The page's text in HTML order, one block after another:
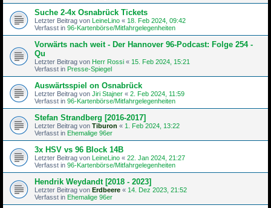
Suche 2-4x Osnabrück Tickets
Letzter Beitrag von LeineLino « 18. Feb 2024, 09:42
Verfasst in 96-Kartenbörse/Mitfahrgelegenheiten
Vorwärts nach weit - Der Hannover 96-Podcast: Folge 254 -
Qu
Letzter Beitrag von Herr Rossi « 15. Feb 2024, 15:21
Verfasst in Presse-Spiegel
Auswärtsspiel on Osnabrück
Letzter Beitrag von Jiri Stajner « 2. Feb 2024, 11:59
Verfasst in 96-Kartenbörse/Mitfahrgelegenheiten
Stefan Strandberg [2016-2017]
Letzter Beitrag von Tiburon « 1. Feb 2024, 13:22
Verfasst in Ehemalige 96er
3x HSV vs 96 Block 14B
Letzter Beitrag von LeineLino « 22. Jan 2024, 21:27
Verfasst in 96-Kartenbörse/Mitfahrgelegenheiten
Hendrik Weydandt [2018 - 2023]
Letzter Beitrag von Erdbeere « 14. Dez 2023, 21:52
Verfasst in Ehemalige 96er